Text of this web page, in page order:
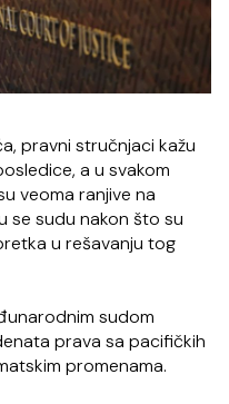
pravni stručnjaci kažu
a u svakom
veoma ranjive na
se sudu nakon što su
u rešavanju tog
sudom
prava sa pacifičkih
promenama.